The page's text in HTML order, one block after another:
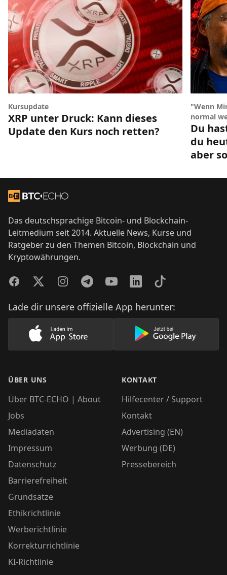
Kursupdate
XRP unter Druck: Kann dieses
Update den Kurs noch retten?
"Wenn
normal
Du
du
aber
Zur Startseite
Das deutschsprachige Bitcoin- und Blockchain-
Leitmedium seit 2014. Aktuelle News, Kurse und
Ratgeber zu den Themen Bitcoin, Blockchain und
Kryptowährungen.
FacebookTwitterInstagramTelegramYouTubeLinkedInTikTok
Lade dir unsere offizielle App herunter:
Lade unsere App im AppStore herunter
Lade unsere
ÜBER UNS
Über BTC-ECHO | About
Jobs
Mediadaten
Impressum
Datenschutz
Barrierefreiheit
Grundsätze
Ethikrichtlinie
Werberichtlinie
Korrekturrichtlinie
KI-Richtlinie
KONTAKT
Hilfecenter / Support
Kontakt
Advertising (EN)
Werbung (DE)
Pressebereich